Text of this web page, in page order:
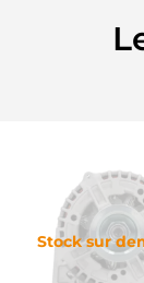
Stock sur